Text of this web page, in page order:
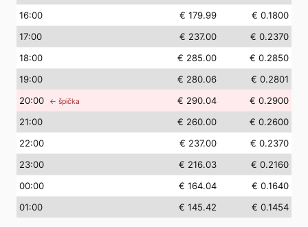
16:00 € 179.99
€ 0.1800
17:00 € 237.00
€ 0.2370
18:00 € 285.00
€ 0.2850
19:00 € 280.06
€ 0.2801
20:00 ← špička € 290.04
€ 0.2900
21:00 € 260.00
€ 0.2600
22:00 € 237.00
€ 0.2370
23:00 € 216.03
€ 0.2160
00:00 € 164.04
€ 0.1640
01:00 € 145.42 € 0.1454